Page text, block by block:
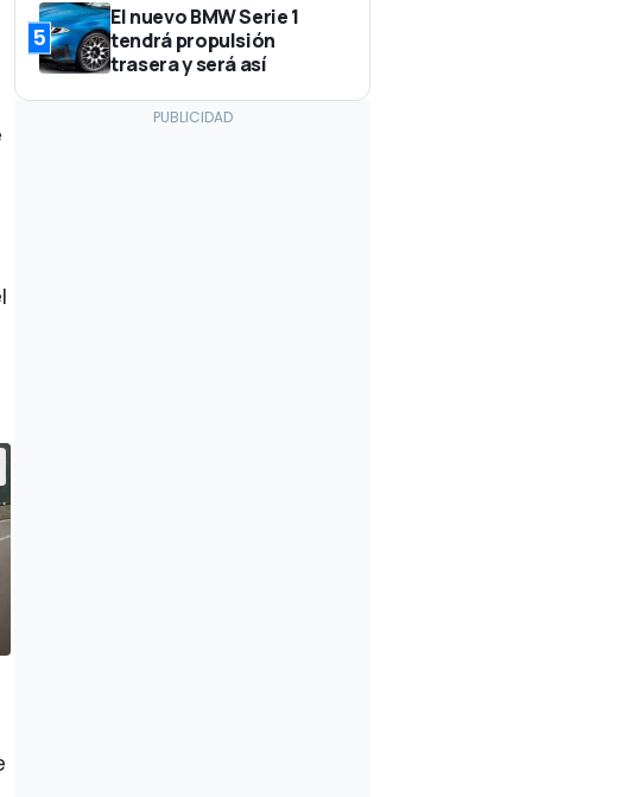
5
El nuevo BMW Serie 1
tendrá propulsión
trasera y será así